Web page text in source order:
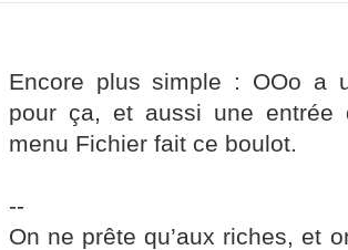
Encore plus simple : OOo a
pour ça, et aussi une entrée
menu Fichier fait ce boulot.
--
On ne prête qu’aux riches, et